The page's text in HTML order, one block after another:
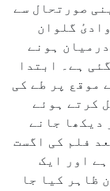
صورتحال سے
یہ فلم ۲۰۲۰ء میں وادیٔ گلوان
ہونے
ہے۔ ابتدا
کو عید کے موقع پر طے کی
کرتے ہوئے
دیکھا جانے
فلم کی اگست
اور ایک
ظاہر کیا جا